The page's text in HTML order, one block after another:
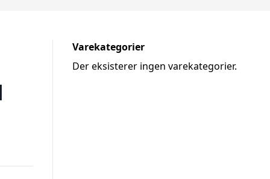
Varekategorier
Der eksisterer ingen varekategorier.